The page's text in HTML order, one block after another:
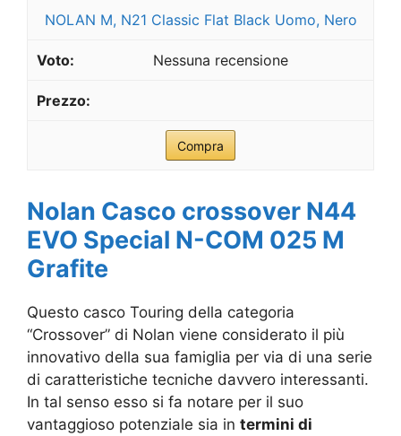
NOLAN M, N21 Classic Flat Black Uomo, Nero
Nessuna recensione
Compra
Nolan Casco crossover N44
EVO Special N-COM 025 M
Grafite
Questo casco Touring della categoria
“Crossover” di Nolan viene considerato il più
innovativo della sua famiglia per via di una serie
di caratteristiche tecniche davvero interessanti.
In tal senso esso si fa notare per il suo
vantaggioso potenziale sia in termini di